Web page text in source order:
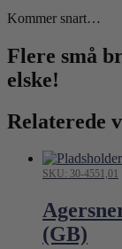
Kommer snart…
Flere små
elske!
Relaterede
SKU: 30-4551,01
(GB)